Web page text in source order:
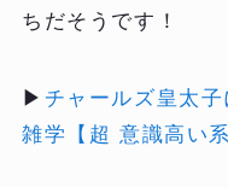
ちだそうです！
▶ チャールズ皇太
雑学【超 意識高い